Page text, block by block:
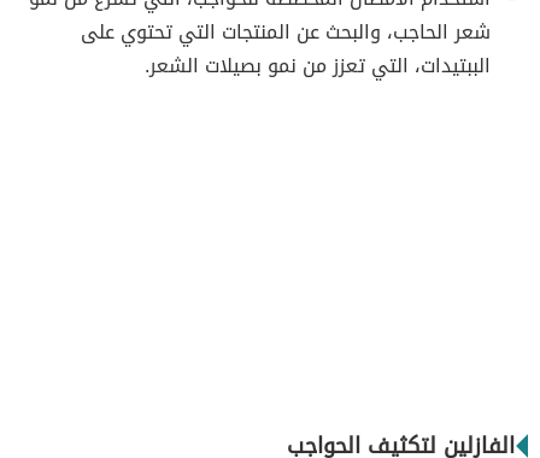
شعر الحاجب، والبحث عن المنتجات التي تحتوي على
الببتيدات، التي تعزز من نمو بصيلات الشعر.
الفازلين لتكثيف الحواجب